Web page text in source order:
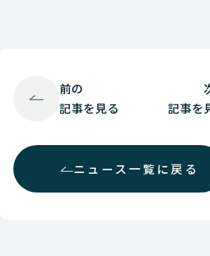
前の
記事を見る
ニュース一覧に戻る
記事を